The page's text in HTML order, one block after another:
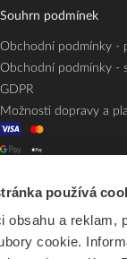
používá
obsahu a
cookie.
Souhrn podmínek
Obchodní podmínky -
Obchodní podmínky -
GDPR
Možnosti dopravy a